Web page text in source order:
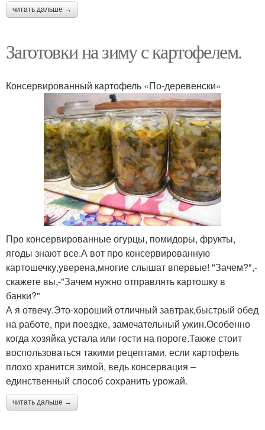
читать дальше →
Заготовки на зиму с картофелем.
Консервированный картофель «По-деревенски»
Про консервированные огурцы, помидоры, фрукты,
ягоды знают все.А вот про консервированную
картошечку,уверена,многие слышат впервые! "Зачем?",-
скажете вы,-"Зачем нужно отправлять картошку в
банки?"
А я отвечу.Это-хороший отличный завтрак,быстрый обед
на работе, при поездке, замечательный ужин.Особенно
когда хозяйка устала или гости на пороге.Также стоит
воспользоваться такими рецептами, если картофель
плохо хранится зимой, ведь консервация –
единственный способ сохранить урожай.
читать дальше →